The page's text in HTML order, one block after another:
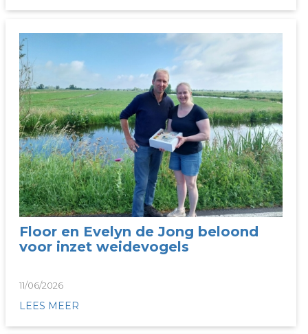
Floor en Evelyn de Jong beloond
voor inzet weidevogels
11/06/2026
LEES MEER